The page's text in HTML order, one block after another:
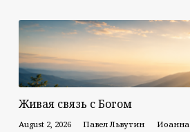
Живая связь с Богом
August 2, 2026 Павел Львутин Иоанна